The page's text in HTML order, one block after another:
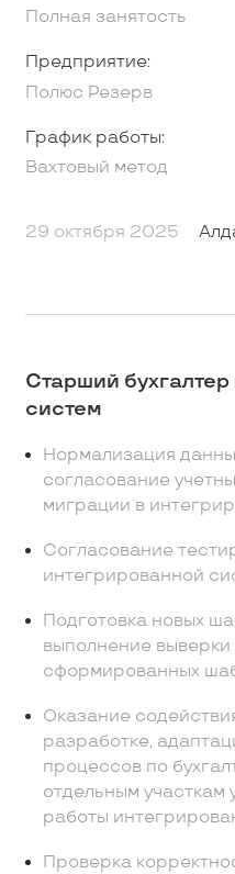
Полная занятость
Предприятие:
Полюс Резерв
График работы:
Вахтовый метод
29 октября 2025
Старший
систем
Нормализация
согласование
миграции в
Согласование
интегрированной
Подготовка новых
выполнение
сформированных
Оказание
разработке,
процессов по
отдельным участкам
работы
Проверка